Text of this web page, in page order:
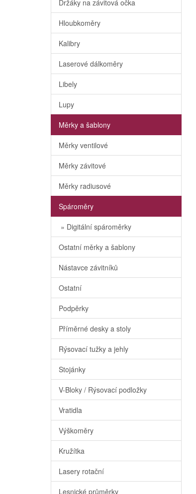
Držáky na závitová očka
Hloubkoměry
Kalibry
Laserové dálkoměry
Libely
Lupy
Měrky a šablony
Měrky ventilové
Měrky závitové
Měrky radiusové
Spároměry
» Digitální spároměrky
Ostatní měrky a šablony
Nástavce závitníků
Ostatní
Podpěrky
Příměrné desky a stoly
Rýsovací tužky a jehly
Stojánky
V-Bloky / Rýsovací podložky
Vratidla
Výškoměry
Kružítka
Lasery rotační
Lesnické průměrky